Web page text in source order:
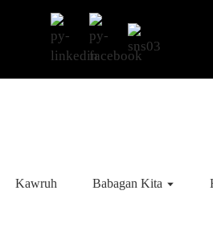
Kawruh Babagan Kita